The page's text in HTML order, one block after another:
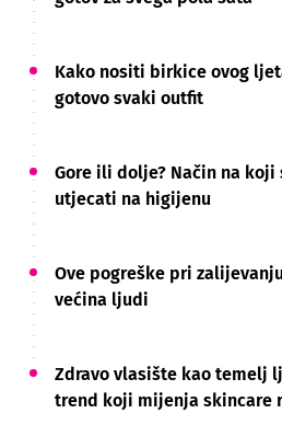
Kako nositi birkice ovog
gotovo svaki outfit
Gore ili dolje? Način na
utjecati na higijenu
Ove pogreške pri
većina ljudi
Zdravo vlasište kao temelj
trend koji mijenja skincare